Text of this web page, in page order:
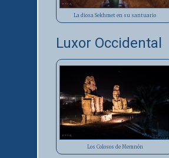
La diosa Sekhmet en su santuario
Luxor Occidental
Los Colosos de Memnón